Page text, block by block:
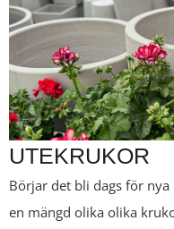
UTEKRUKOR
Börjar det bli dags för
en mängd olika olika